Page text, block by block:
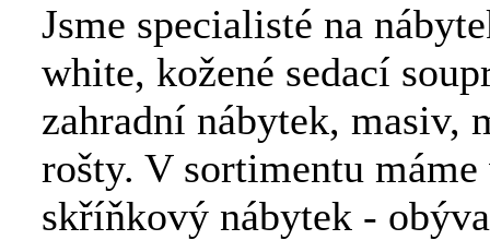
Jsme specialisté na
white, kožené sedací
zahradní nábytek, masiv,
rošty. V sortimentu máme
skříňkový nábytek -